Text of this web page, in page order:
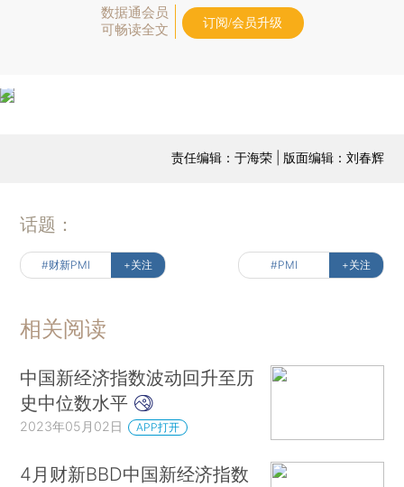
数据通会员
可畅读全文
订阅/会员升级
责任编辑：于海荣 | 版面编辑：刘春辉
话题：
#财新PMI +关注 #PMI +关注
相关阅读
中国新经济指数波动回升至历
史中位数水平
2023年05月02日 APP打开
4月财新BBD中国新经济指数